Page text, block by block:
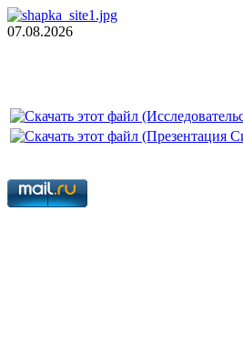
07.08.2026